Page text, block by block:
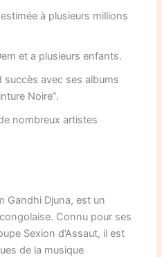
à plusieurs millions
et a plusieurs enfants.
succès avec ses albums
Noire”.
nombreux artistes
Gandhi Djuna, est un
Connu pour ses
Sexion d’Assaut, il est
de la musique